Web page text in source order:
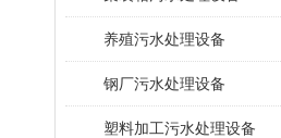
养殖污水处理设备
钢厂污水处理设备
塑料加工污水处理设备